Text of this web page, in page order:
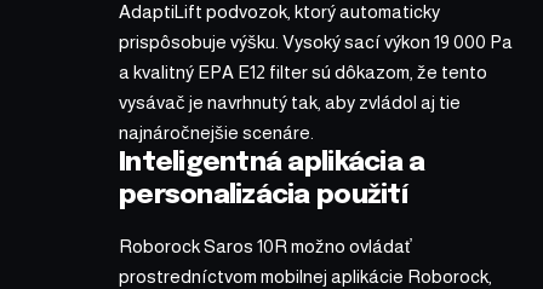
AdaptiLift podvozok, ktorý automaticky
prispôsobuje výšku. Vysoký sací výkon 19 000 Pa
a kvalitný EPA E12 filter sú dôkazom, že tento
vysávač je navrhnutý tak, aby zvládol aj tie
najnáročnejšie scenáre.
Inteligentná aplikácia a
personalizácia použití
Roborock Saros 10R možno ovládať
prostredníctvom mobilnej aplikácie Roborock,